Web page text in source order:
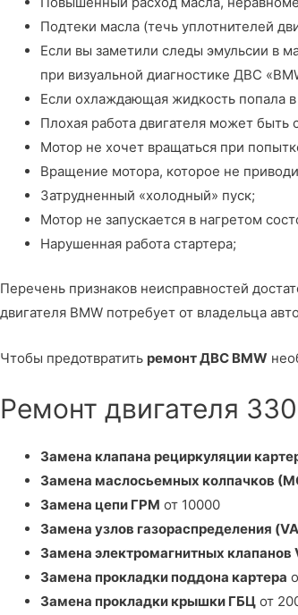
Подтеки масла (течь уплотнителей
Если вы заметили следы эмульсии в
при визуальной диагностике ДВС
Если охлаждающая жидкость попала
Плохая работа двигателя может быть
Мотор не хочет вращаться при
Вращение мотора, которое не
Затрудненный «холодный» пуск;
Мотор не запускается в нагретом
Нарушенная работа стартера;
Перечень признаков неисправностей
двигателя BMW потребует от владельца
Чтобы предотвратить ремонт ДВС BMW
Ремонт двигателя
Замена клапана рециркуляции
Замена маслосьемных колпачков
Замена цепи ГРМ от 10000
Замена узлов газораспределения
Замена электромагнитных клапанов
Замена прокладки поддона картера
Замена прокладки крышки ГБЦ от